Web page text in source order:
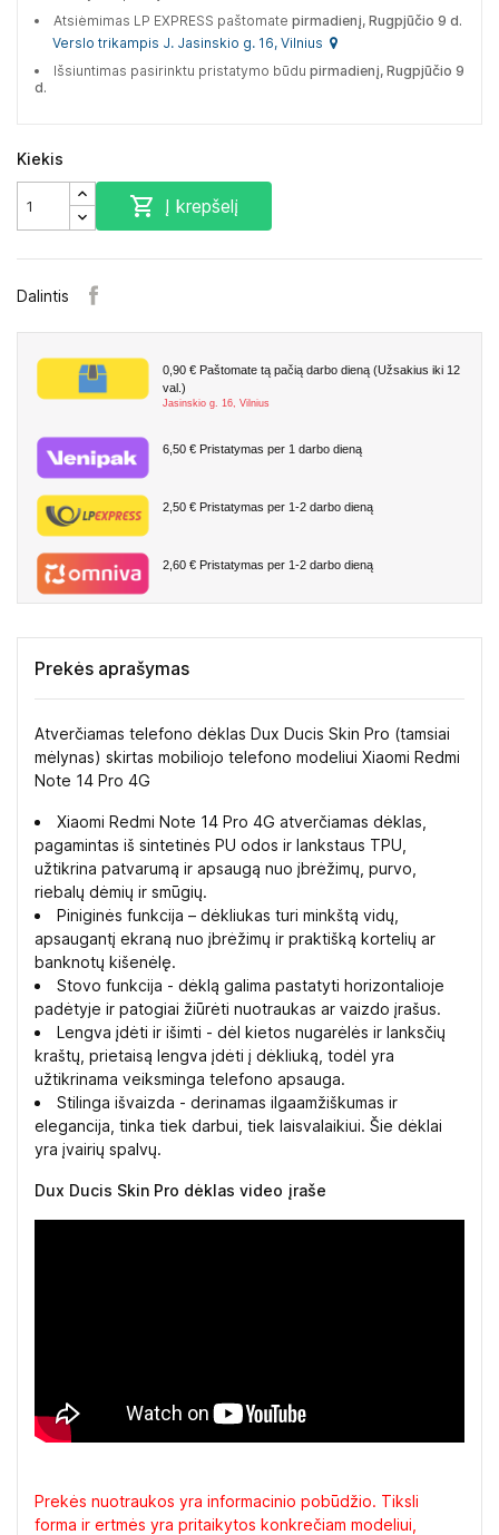
Atsiėmimas LP EXPRESS paštomate pirmadienį, Rugpjūčio 9 d.
Verslo trikampis J. Jasinskio g. 16, Vilnius
Išsiuntimas pasirinktu pristatymo būdu pirmadienį, Rugpjūčio 9
d.
Kiekis
 Į krepšelį
Dalintis
0,90 € Paštomate tą pačią darbo dieną (Užsakius iki 12
val.)
Jasinskio g. 16, Vilnius
6,50 € Pristatymas per 1 darbo dieną
2,50 € Pristatymas per 1-2 darbo dieną
2,60 € Pristatymas per 1-2 darbo dieną
Prekės aprašymas
Atverčiamas telefono dėklas Dux Ducis Skin Pro (tamsiai
mėlynas) skirtas mobiliojo telefono modeliui Xiaomi Redmi
Note 14 Pro 4G
Xiaomi Redmi Note 14 Pro 4G atverčiamas dėklas,
pagamintas iš sintetinės PU odos ir lankstaus TPU,
užtikrina patvarumą ir apsaugą nuo įbrėžimų, purvo,
riebalų dėmių ir smūgių.
Piniginės funkcija – dėkliukas turi minkštą vidų,
apsaugantį ekraną nuo įbrėžimų ir praktišką kortelių ar
banknotų kišenėlę.
Stovo funkcija - dėklą galima pastatyti horizontalioje
padėtyje ir patogiai žiūrėti nuotraukas ar vaizdo įrašus.
Lengva įdėti ir išimti - dėl kietos nugarėlės ir lanksčių
kraštų, prietaisą lengva įdėti į dėkliuką, todėl yra
užtikrinama veiksminga telefono apsauga.
Stilinga išvaizda - derinamas ilgaamžiškumas ir
elegancija, tinka tiek darbui, tiek laisvalaikiui. Šie dėklai
yra įvairių spalvų.
Dux Ducis Skin Pro dėklas video įraše
Prekės nuotraukos yra informacinio pobūdžio. Tiksli
forma ir ertmės yra pritaikytos konkrečiam modeliui,